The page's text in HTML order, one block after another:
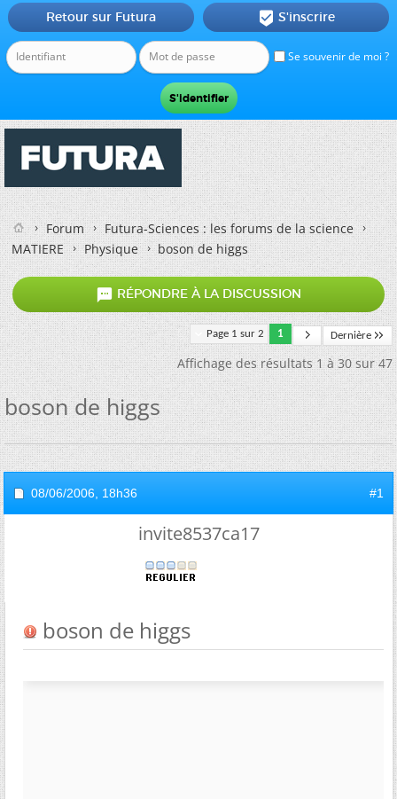
Se souvenir de moi ?
Retour sur Futura  S'inscrire
Forum
Futura-Sciences : les forums de la science
MATIERE
Physique boson de higgs
 RÉPONDRE À LA DISCUSSION
Page 1 sur 2 1 Dernière
Affichage des résultats 1 à 30 sur 47
boson de higgs
08/06/2006, 18h36 #1
invite8537ca17
boson de higgs